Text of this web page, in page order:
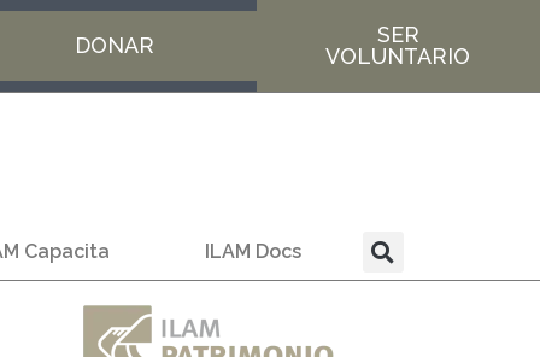
DONAR
SER
VOLUNTARIO
Capacita ILAM Docs